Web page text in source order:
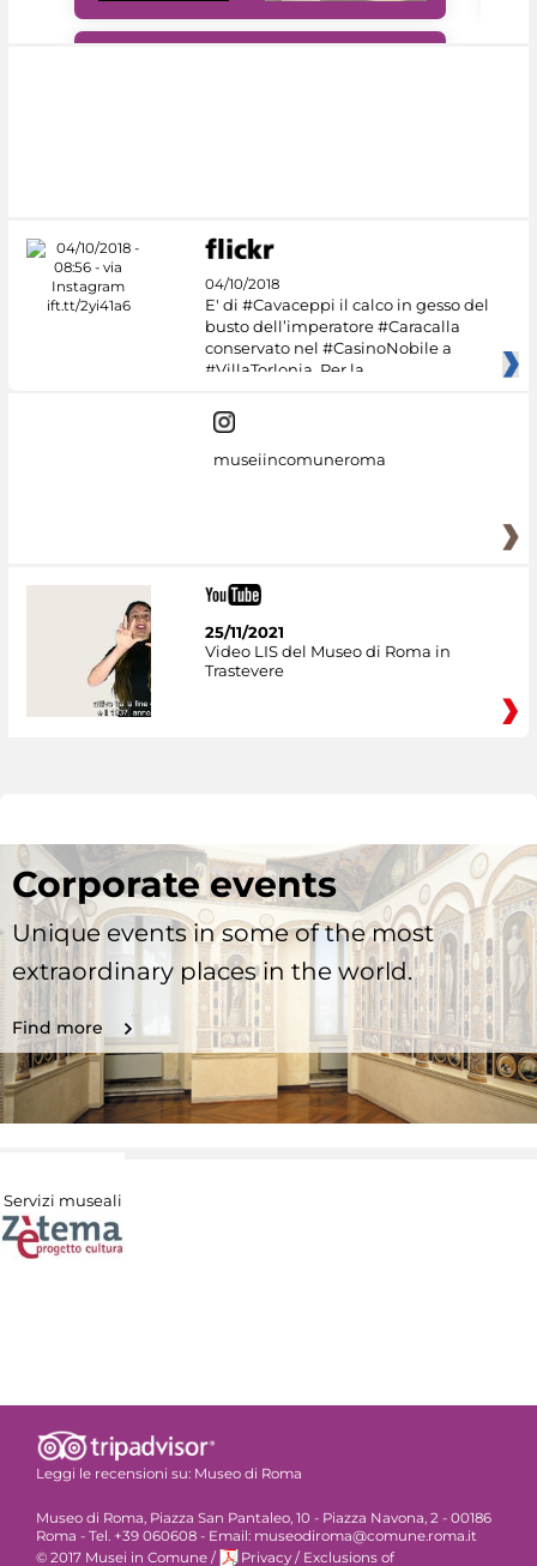
04/10/2018
E' di #Cavaceppi il calco in gesso del
busto dell’imperatore #Caracalla
conservato nel #CasinoNobile a
#VillaTorlonia. Per la
museiincomuneroma
25/11/2021
Video LIS del Museo di Roma in
Trastevere
Corporate events
Unique events in some of the most
extraordinary places in the world.
Find more
Servizi museali
Leggi le recensioni su: Museo di Roma
Museo di Roma, Piazza San Pantaleo, 10 - Piazza Navona, 2 - 00186
Roma - Tel. +39 060608 - Email: museodiroma@comune.roma.it
© 2017 Musei in Comune / Privacy / Exclusions of